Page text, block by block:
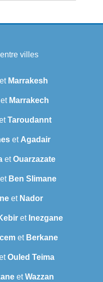
villes
Marrakesh
Marrakech
Taroudannt
et Agadair
etOuarzazate
Ben Slimane
et Nador
et Inezgane
et Berkane
Ouled Teima
etWazzan